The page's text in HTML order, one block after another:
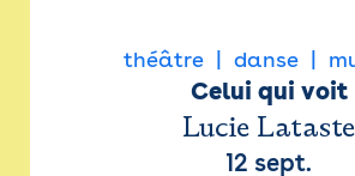
théâtre danse
Celui qui voit
Lucie Lataste
12 sept.